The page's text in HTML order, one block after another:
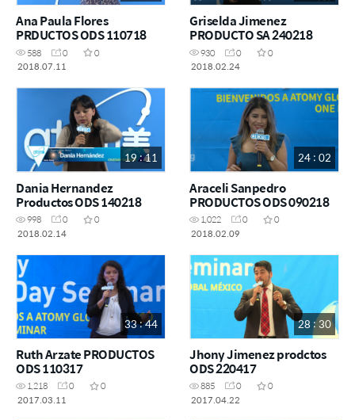
Ana Paula Flores
PRDUCTOS ODS 110718
588 0
0
2018.07.11
Griselda Jimenez
PRODUCTO SA 240218
930 0
0
2018.02.24
19 : 11
Dania Hernandez
Productos ODS 140218
998 0
0
2018.02.14
24 : 02
Araceli Sanpedro
PRODUCTOS ODS 090218
1,022 0
0
2018.02.09
33 : 44
Ruth Arzate PRODUCTOS
ODS 110317
1,218 0
0
2017.03.11
28 : 30
Jhony Jimenez prodctos
ODS 220417
885 0
0
2017.04.22